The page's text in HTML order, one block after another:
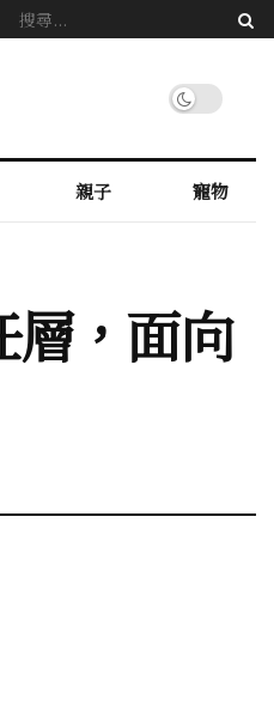
親子 寵物
，面向